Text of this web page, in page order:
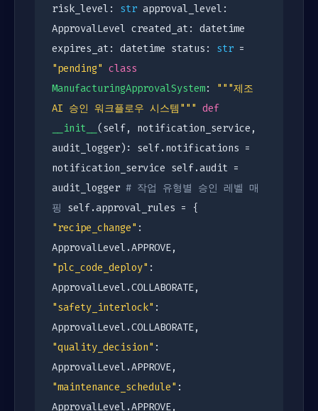
risk_level: str approval_level:
ApprovalLevel created_at: datetime
expires_at: datetime status: str =
"pending" class
ManufacturingApprovalSystem:
"""제조
AI 승인 워크플로우 시스템""" def
__init__ (self, notification_service,
audit_logger): self.notifications =
notification_service self.audit =
audit_logger # 작업 유형별 승인 레벨 매
핑 self.approval_rules = {
"recipe_change" :
ApprovalLevel.APPROVE,
"plc_code_deploy" :
ApprovalLevel.COLLABORATE,
"safety_interlock" :
ApprovalLevel.COLLABORATE,
"quality_decision" :
ApprovalLevel.APPROVE,
"maintenance_schedule" :
ApprovalLevel.APPROVE,